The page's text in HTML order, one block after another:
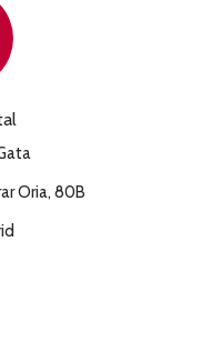
Oria, 80B